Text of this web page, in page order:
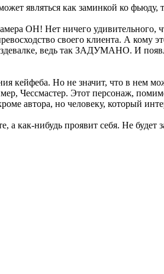
являться как заминкой ко
ОН! Нет ничего удивительного,
своего клиента. А кому
ведь так ЗАДУМАНО. И
Но не значит, что в нем
Чессмастер. Этот персонаж,
автора, но человеку, который
а как-нибудь проявит себя. Не